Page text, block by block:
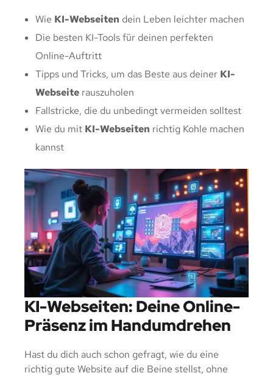
Wie KI-Webseiten dein Leben leichter machen
Die besten KI-Tools für deinen perfekten
Online-Auftritt
Tipps und Tricks, um das Beste aus deiner KI-
Webseite rauszuholen
Fallstricke, die du unbedingt vermeiden solltest
Wie du mit KI-Webseiten richtig Kohle machen
kannst
KI-Webseiten: Deine Online-
Präsenz im Handumdrehen
Hast du dich auch schon gefragt, wie du eine
richtig gute Website auf die Beine stellst, ohne